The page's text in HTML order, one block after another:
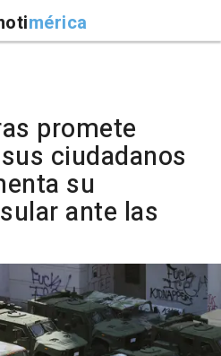
mérica
promete
ciudadanos
su
ante las